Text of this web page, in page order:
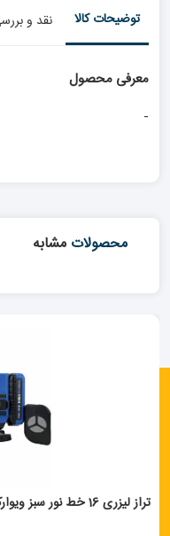
توضیحات کالا نقد و
معرفی محصول
-
محصولات مشابه
تراز لیزری 16 خط نور سبز ویوارکس مدل VR1604-L2